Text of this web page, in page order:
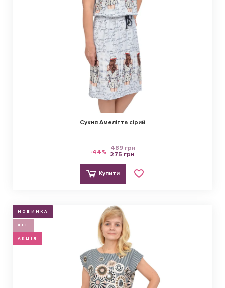
Сукня Амелітта сірий
-44% 489 грн
275 грн
Купити
НОВИНКА
ХІТ
АКЦІЯ